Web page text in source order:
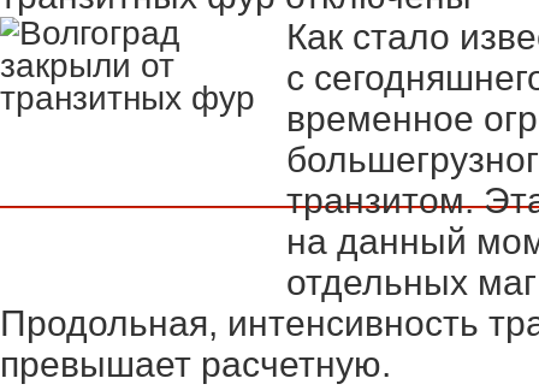
Как стало
с
временное
транзитом.
на данный
отдельных
Продольная, интенсивность
превышает расчетную.